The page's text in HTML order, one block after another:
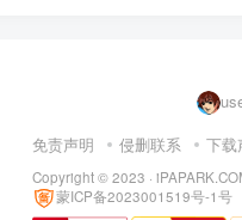
免责声明 侵删联系 下载
Copyright © 2023 ·
蒙ICP备2023001519号-1号